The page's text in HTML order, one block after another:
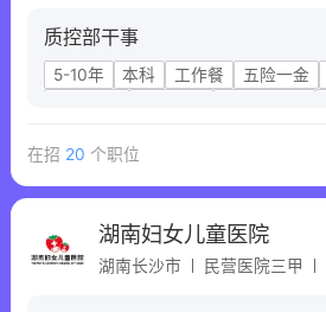
质控部干事
5-10年 本科 工作餐 五险一金
在招 20 个职位
湖南妇女儿童医院
湖南长沙市 民营医院三甲